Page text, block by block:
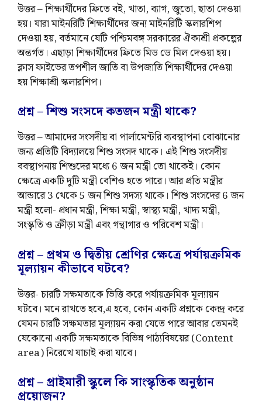
উত্তর – শিক্ষার্থীদের ফ্রিতে বই, খাতা, ব্যাগ, জুতো, ছাতা দেওয়া
হয়। যারা মাইনরিটি শিক্ষার্থীদের জন্য মাইনরিটি স্কলারশিপ
দেওয়া হয়, বর্তমানে যেটি পশ্চিমবঙ্গ সরকারের ঐক্যশ্রী প্রকল্পের
অন্তর্গত। এছাড়া শিক্ষার্থীদের ফ্রিতে মিড ডে মিল দেওয়া হয়।
ক্লাস ফাইভের তপশীল জাতি বা উপজাতি শিক্ষার্থীদের দেওয়া
হয় শিক্ষাশ্রী স্কলারশিপ।
প্রশ্ন – শিশু সংসদে কতজন মন্ত্রী থাকে?
উত্তর – আমাদের সংসদীয় বা পার্লামেন্টরি ব্যবস্থাপনা বোঝানোর
জন্য প্রতিটি বিদ্যালয়ে শিশু সংসদ থাকে। এই শিশু সংসদীয়
ববস্থাপনায় শিশুদের মধ্যে 6 জন মন্ত্রী তো থাকেই। কোন
ক্ষেত্রে একটি দুটি মন্ত্রী বেশিও হতে পারে। আর প্রতি মন্ত্রীর
আন্ডারে 3 থেকে 5 জন শিশু সদস্য থাকে। শিশু সংসদের 6 জন
মন্ত্রী হলো- প্রধান মন্ত্রী, শিক্ষা মন্ত্রী, স্বাস্থ্য মন্ত্রী, খাদ্য মন্ত্রী,
সংস্কৃতি ও ক্রীড়া মন্ত্রী এবং গন্থাগার ও পরিবেশ মন্ত্রী।
প্রশ্ন – প্রথম ও দ্বিতীয় শ্রেণির ক্ষেত্রে পর্যায়ক্রমিক
মূল্যায়ন কীভাবে ঘটবে?
উত্তর- চারটি সক্ষমতাকে ভিত্তি করে পর্যায়ক্রমিক মূল্যায়ন
ঘটবে। মনে রাখতে হবে,এ হবে, কোন একটি প্রশ্নকে কেন্দ্র করে
যেমন চারটি সক্ষমতার মূল্যায়ন করা যেতে পারে আবার তেমনই
যেকোনো একটি সক্ষমতাকে বিভিন্ন পাঠ্যবিষয়ের (Content
area) নিরেখে যাচাই করা যাবে।
প্রশ্ন – প্রাইমারী স্কুলে কি সাংস্কৃতিক অনুষ্ঠান
প্রয়োজন?